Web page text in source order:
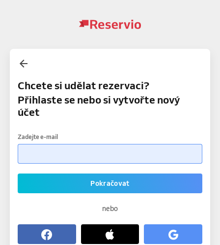
Chcete si udělat rezervaci?
Přihlaste se nebo si vytvořte nový
účet
Zadejte e-mail
Pokračovat
nebo